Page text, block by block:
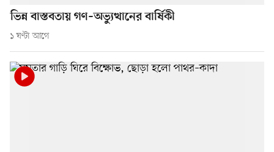
ভিন্ন বাস্তবতায় গণ–অভ্যুত্থানের বার্ষিকী
১ ঘণ্টা আগে